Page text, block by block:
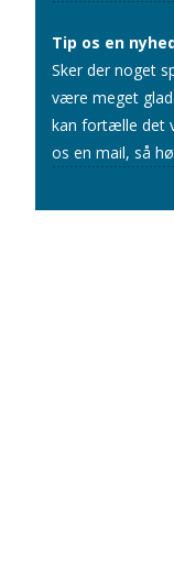
Tip os en
Sker der noget
være meget
kan fortælle det
os en mail, så